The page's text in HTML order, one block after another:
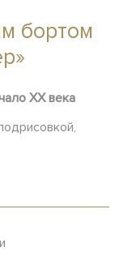
бортом
XX века